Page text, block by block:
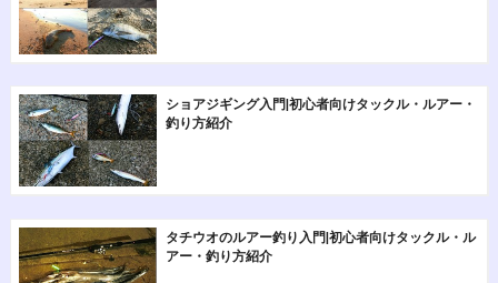
ショアジギング入門|初心者向けタックル・ルアー・
釣り方紹介
タチウオのルアー釣り入門|初心者向けタックル・ル
アー・釣り方紹介